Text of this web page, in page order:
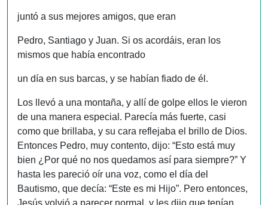
juntó a sus mejores amigos, que eran
Pedro, Santiago y Juan. Si os acordáis, eran los
mismos que había encontrado
un día en sus barcas, y se habían fiado de él.
Los llevó a una montaña, y allí de golpe ellos le vieron
de una manera especial. Parecía más fuerte, casi
como que brillaba, y su cara reflejaba el brillo de Dios.
Entonces Pedro, muy contento, dijo: “Esto está muy
bien ¿Por qué no nos quedamos así para siempre?” Y
hasta les pareció oír una voz, como el día del
Bautismo, que decía: “Este es mi Hijo”. Pero entonces,